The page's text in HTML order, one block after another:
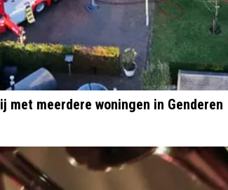
met meerdere woningen in Genderen